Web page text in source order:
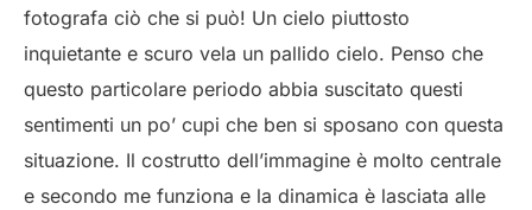
fotografa ciò che si può! Un cielo piuttosto
inquietante e scuro vela un pallido cielo. Penso che
questo particolare periodo abbia suscitato questi
sentimenti un po’ cupi che ben si sposano con questa
situazione. Il costrutto dell’immagine è molto centrale
e secondo me funziona e la dinamica è lasciata alle